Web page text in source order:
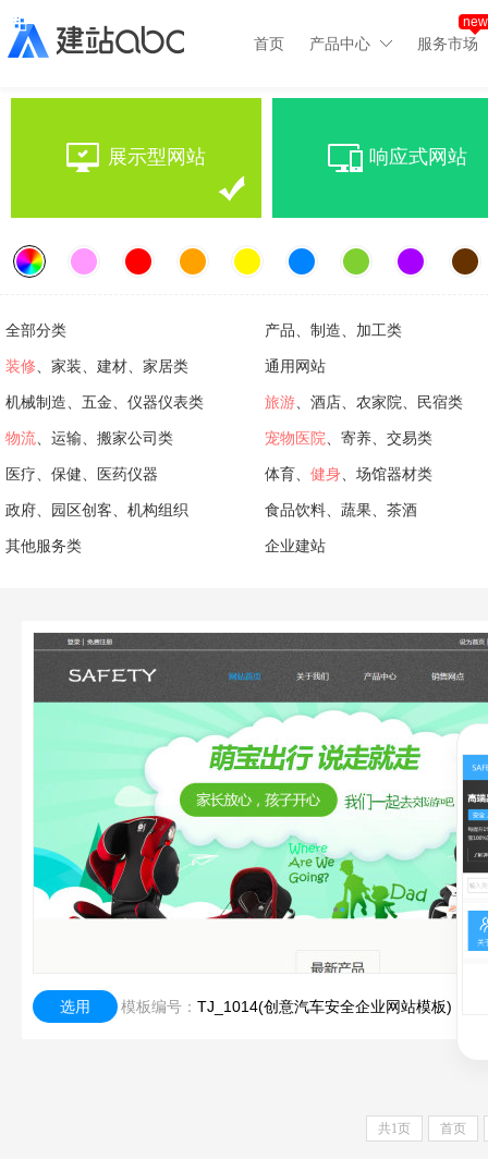
首页 产品中心 服务市场
new
展示型网站 响应式网站
全部分类 产品、制造、加工类
装修 、家装、建材、家居类 通用网站
机械制造、五金、仪器仪表类 旅游 、酒店、农家院、民宿类
物流 、运输、搬家公司类 宠物医院 、寄养、交易类
医疗、保健、医药仪器 体育、 健身 、场馆器材类
政府、园区创客、机构组织 食品饮料、蔬果、茶酒
其他服务类 企业建站
选用 模板编号： TJ_1014(创意汽车安全企业网站模板)
共1页 首页